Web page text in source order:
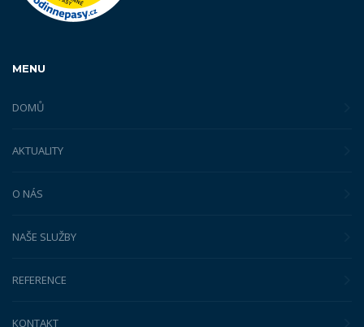
MENU
DOMŮ
AKTUALITY
O NÁS
NAŠE SLUŽBY
REFERENCE
KONTAKT